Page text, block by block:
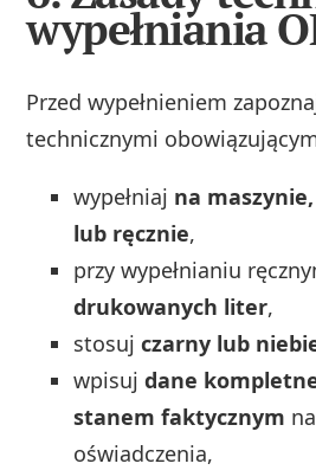
wypełniania
Przed wypełnieniem
technicznymi
wypełniaj na
lub ręcznie,
przy wypełnianiu
drukowanych liter,
stosujczarny lub
wpisujdane
stanem faktycznym
oświadczenia,